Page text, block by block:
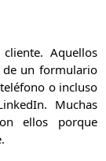
Aquellos
de un formulario
o incluso
Muchas
ellos porque